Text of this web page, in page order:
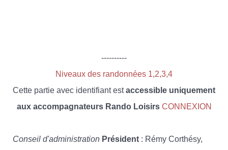
----------
Niveaux des randonnées 1,2,3,4
Cette partie avec identifiant estaccessible uniquement
aux accompagnateurs Rando Loisirs CONNEXION
Conseil d'administration Président : Rémy Corthésy,